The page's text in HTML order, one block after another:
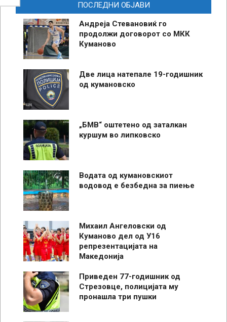
ПОСЛЕДНИ ОБЈАВИ
Андреја Стевановиќ го
продолжи договорот со МКК
Куманово
Две лица натепале 19-годишник
од кумановско
„БМВ“ оштетено од заталкан
куршум во липковско
Водата од кумановскиот
водовод е безбедна за пиење
Михаил Ангеловски од
Куманово дел од У16
репрезентацијата на
Македонија
Приведен 77-годишник од
Стрезовце, полицијата му
пронашла три пушки